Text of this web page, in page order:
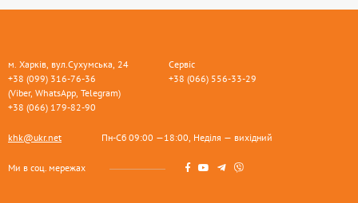
м. Харків, вул.Сухумська, 24
+38 (099) 316-76-36
(Viber, WhatsApp, Telegram)
+38 (066) 179-82-90
Сервіс
+38 (066) 556-33-29
khk@ukr.net Пн-Сб 09:00 —18:00, Неділя — вихідний
Ми в соц. мережах